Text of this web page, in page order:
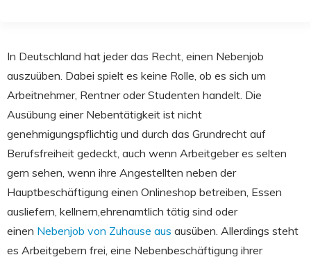
In Deutschland hat jeder das Recht, einen Nebenjob
auszuüben. Dabei spielt es keine Rolle, ob es sich um
Arbeitnehmer, Rentner oder Studenten handelt. Die
Ausübung einer Nebentätigkeit ist nicht
genehmigungspflichtig und durch das Grundrecht auf
Berufsfreiheit gedeckt, auch wenn Arbeitgeber es selten
gern sehen, wenn ihre Angestellten neben der
Hauptbeschäftigung einen Onlineshop betreiben, Essen
ausliefern, kellnern,ehrenamtlich tätig sind oder
einen Nebenjob von Zuhause aus ausüben. Allerdings steht
es Arbeitgebern frei, eine Nebenbeschäftigung ihrer